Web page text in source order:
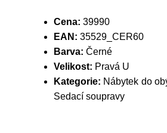
Cena: 39990
EAN: 35529_CER60
Barva: Černé
Velikost: Pravá U
Kategorie: Nábytek do
Sedací soupravy